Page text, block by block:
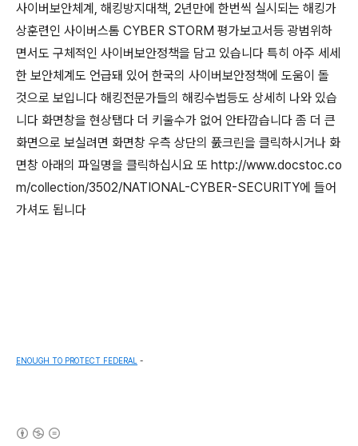
사이버보안체계, 해킹방지대책, 2년만에 한번씩 실시되는 해킹가
상훈련인 사이버스톰 CYBER STORM 평가보고서등 광범위하
면서도 구체적인 사이버보안정책을 담고 있습니다 특히 아주 세세
한 보안체계도 언급돼 있어 한국의 사이버보안정책에 도움이 돌
것으로 보입니다 해킹전문가들의 해킹수법등도 상세히 나와 있습
니다 화면창을 현상탭다 더 키울수가 없어 안타깝습니다 좀 더 큰
화면으로 보실려면 화면창 우측 상단의 풄크린을 클릭하시거나 화
면창 아래의 파일명을 클릭하십시요 또 http://www.docstoc.co
m/collection/3502/NATIONAL-CYBER-SECURITY에 들어
가셔도 됩니다
ENOUGH TO PROTECT FEDERAL -